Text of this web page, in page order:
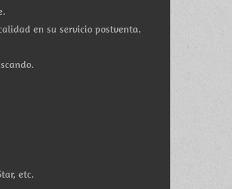
en su servicio postventa.
etc.